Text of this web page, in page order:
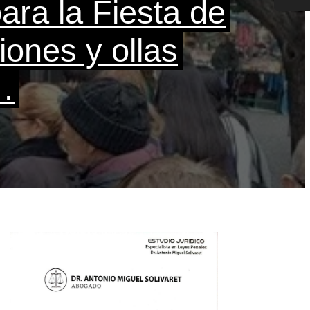
y robó a
de la ciudad
la Fiesta de
y ollas
tránsito al